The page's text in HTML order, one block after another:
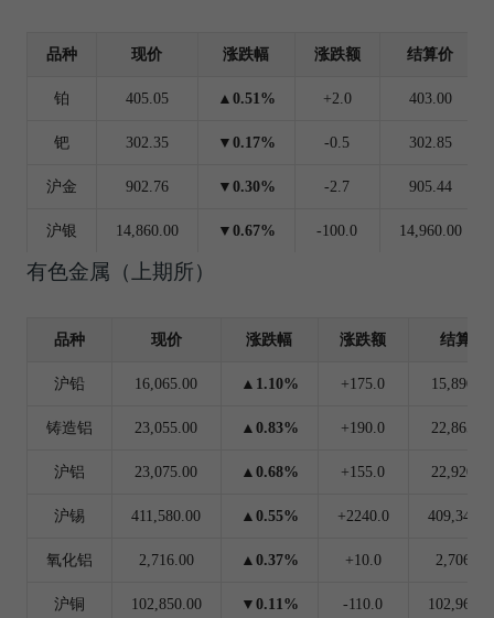
品种 现价 涨跌幅 涨跌额 结算价
铂 405.05 ▲0.51% +2.0 403.00
钯 302.35 ▼0.17% -0.5 302.85
沪金 902.76 ▼0.30% -2.7 905.44
沪银 14,860.00 ▼0.67% -100.0 14,960.00
有色金属（上期所）
品种 现价 涨跌幅 涨跌额 结算价
沪铅 16,065.00 ▲1.10% +175.0 15,890.00
铸造铝 23,055.00 ▲0.83% +190.0 22,865.00
沪铝 23,075.00 ▲0.68% +155.0 22,920.00
沪锡 411,580.00 ▲0.55% +2240.0
氧化铝 2,716.00 ▲0.37% +10.0 2,706.00
沪铜 102,850.00 ▼0.11% -110.0